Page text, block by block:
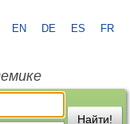
EN DE ES FR
Найти!